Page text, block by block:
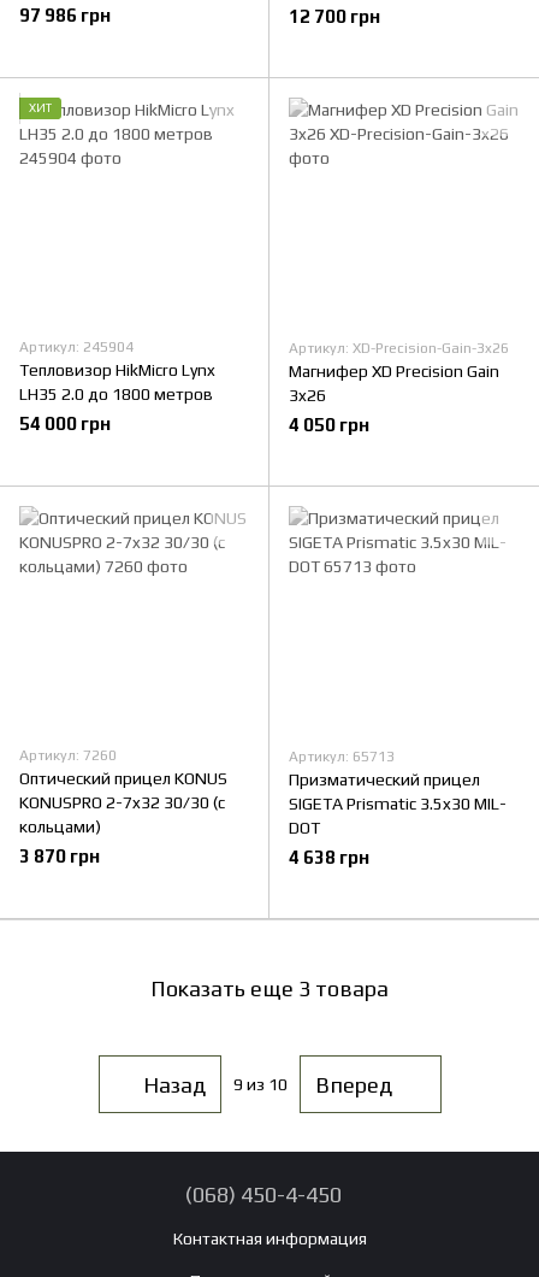
97 986 грн 12 700 грн
ХИТ
Артикул: 245904
Тепловизор HikMicro Lynx
LH35 2.0 до 1800 метров
54 000 грн
Артикул: XD-Precision-Gain-3x26
Магнифер XD Precision Gain
3x26
4 050 грн
Артикул: 7260
Оптический прицел KONUS
KONUSPRO 2-7x32 30/30 (с
кольцами)
3 870 грн
Артикул: 65713
Призматический прицел
SIGETA Prismatic 3.5x30 MIL-
DOT
4 638 грн
Показать еще 3 товара
Назад 9 из 10 Вперед
(068) 450-4-450
Контактная информация